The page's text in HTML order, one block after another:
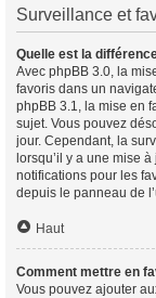
Surveillance et
Quelle est la
Avec phpBB 3.0, la
favoris dans un
phpBB 3.1, la mise en
sujet. Vous pouvez
jour. Cependant, la
lorsqu’il y a une mise
notifications pour les
depuis le panneau de
Haut
Comment mettre en
Vous pouvez ajouter